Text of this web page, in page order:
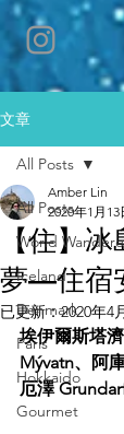
文章
All Posts
World
Iceland
Denmark
Paris
Hokkaido
Gourmet
All Posts
【住】
夢—住宿
Amber Lin
2020年1月13
已更新：2020年4
埃伊爾斯塔
Mývatn、阿
厄澤